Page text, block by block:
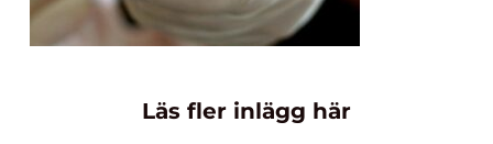
Läs fler inlägg här